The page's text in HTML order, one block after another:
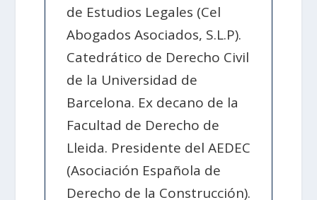
de Estudios Legales (Cel
Abogados Asociados, S.L.P).
Catedrático de Derecho Civil
de la Universidad de
Barcelona. Ex decano de la
Facultad de Derecho de
Lleida. Presidente del AEDEC
(Asociación Española de
Derecho de la Construcción).